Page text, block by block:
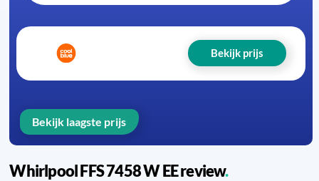
Whirlpool FFS 7458 W EE review
Bekijk prijs
Bekijk laagste prijs